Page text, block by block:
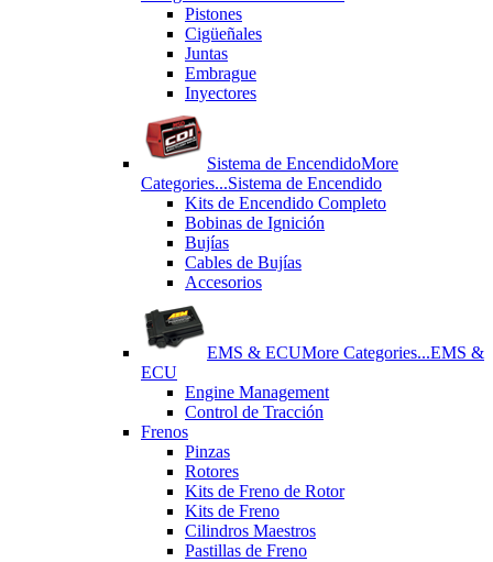
Pistones
Cigüeñales
Juntas
Εmbrague
Inyectores
Sistema de EncendidoMore
Categories...Sistema de Encendido
Kits de Encendido Completo
Bobinas de Ignición
Bujías
Cables de Bujías
Accesorios
EMS & ECUMore Categories...EMS &
ECU
Engine Management
Control de Tracción
Frenos
Pinzas
Rotores
Kits de Freno de Rotor
Kits de Freno
Cilindros Maestros
Pastillas de Freno